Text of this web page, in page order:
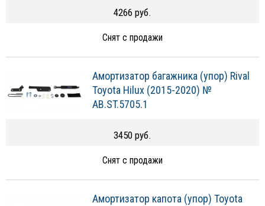
4266 руб.
Снят с продажи
Амортизатор багажника (упор) Rival
Toyota Hilux (2015-2020) №
AB.ST.5705.1
3450 руб.
Снят с продажи
Амортизатор капота (упор) Toyota